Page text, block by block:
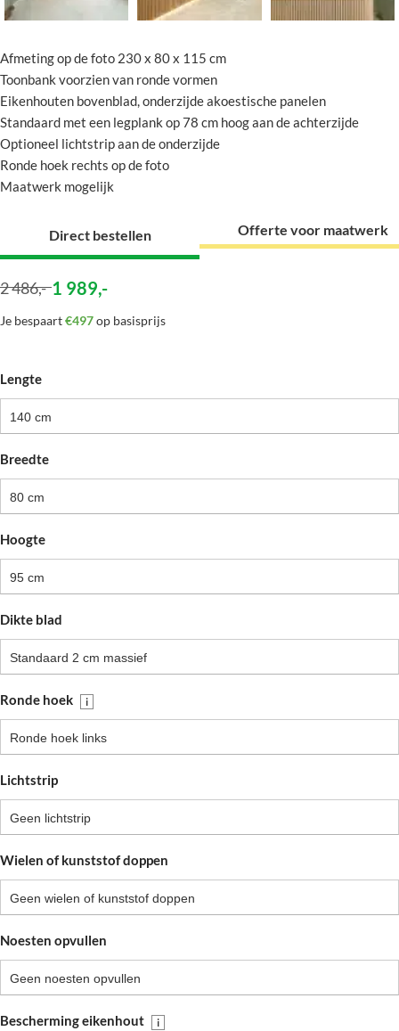
Afmeting op de foto 230 x 80 x 115 cm
Toonbank voorzien van ronde vormen
Eikenhouten bovenblad, onderzijde akoestische panelen
Standaard met een legplank op 78 cm hoog aan de achterzijde
Optioneel lichtstrip aan de onderzijde
Ronde hoek rechts op de foto
Maatwerk mogelijk
Direct bestellen Offerte voor maatwerk
2 486,- 1 989,-
Je bespaart€497op basisprijs
Lengte
140 cm
Breedte
80 cm
Hoogte
95 cm
Dikte blad
Standaard 2 cm massief
Ronde hoek i
Ronde hoek links
Lichtstrip
Geen lichtstrip
Wielen of kunststof doppen
Geen wielen of kunststof doppen
Noesten opvullen
Geen noesten opvullen
Bescherming eikenhout i